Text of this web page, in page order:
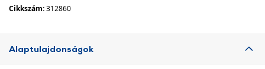
Cikkszám:312860
Alaptulajdonságok